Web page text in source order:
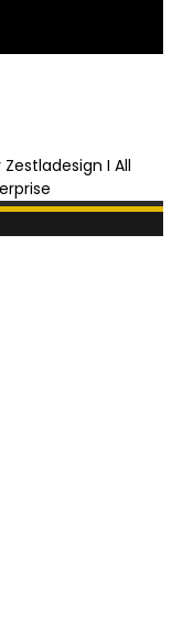
I All